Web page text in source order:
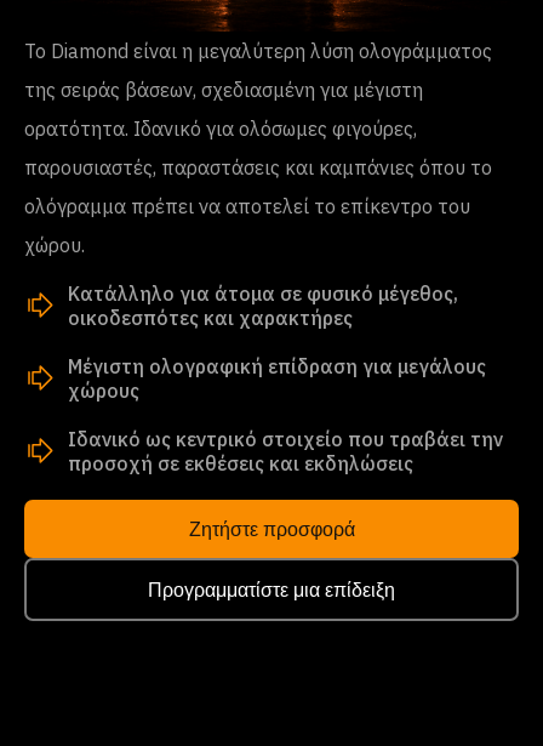
Το Diamond είναι η μεγαλύτερη λύση ολογράμματος
της σειράς βάσεων, σχεδιασμένη για μέγιστη
ορατότητα. Ιδανικό για ολόσωμες φιγούρες,
παρουσιαστές, παραστάσεις και καμπάνιες όπου το
ολόγραμμα πρέπει να αποτελεί το επίκεντρο του
χώρου.
Κατάλληλο για άτομα σε φυσικό μέγεθος,
οικοδεσπότες και χαρακτήρες
Μέγιστη ολογραφική επίδραση για μεγάλους
χώρους
Ιδανικό ως κεντρικό στοιχείο που τραβάει την
προσοχή σε εκθέσεις και εκδηλώσεις
Ζητήστε προσφορά
Προγραμματίστε μια επίδειξη